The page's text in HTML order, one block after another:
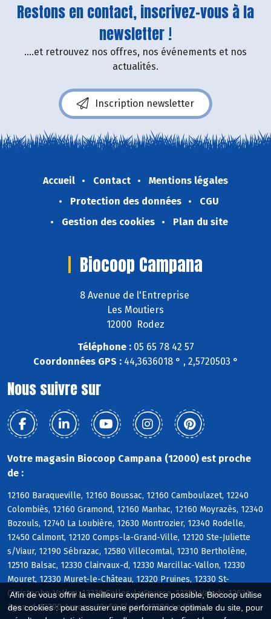
Afin de vous offrir la meilleure expérience possible, Biocoop utilise
des cookies : pour assurer une performance optimale du site, pour
Restons en contact, inscrivez-vous à la
newsletter !
....et retrouvez nos offres, nos événements et nos
actualités.
Inscription newsletter
Accueil Contact
Mentions légales
Protection des données
CGU
Gestion des cookies
Plan du site
Biocoop Campana
8 Avenue de l'Entreprise
Les Moutiers
12000 Rodez
Téléphone :05 65 78 42 57
Coordonnées GPS :44,3636018 ° , 2,5720503 °
Nous suivre sur
Votre magasin Biocoop Campana (12000) est proche
de :
12160 Baraqueville, 12160 Boussac, 12160 Camboulazet, 12240
Colombiès, 12160 Gramond, 12160 Manhac, 12160 Moyrazès, 12340
Bozouls, 12740 La Loubière, 12630 Montrozier, 12340 Rodelle,
12450 Calmont, 12120 Comps-la-Grand-Ville, 12120 Ste-Juliette
s/Viaur, 12190 Sébrazac, 12580 Villecomtal, 12310 Bertholène,
12510 Balsac, 12330 Clairvaux-d, 12330 Marcillac-Vallon, 12330
Mouret, 12330 Muret-le-Château, 12320 Pruines, 12330 St-
Christophe-Vallon, 12330 Salles-la-Source, 12330 Valady, 12630
Agen-d, 12290 Arques, 12450 Flavin, 12290 Le Vibal